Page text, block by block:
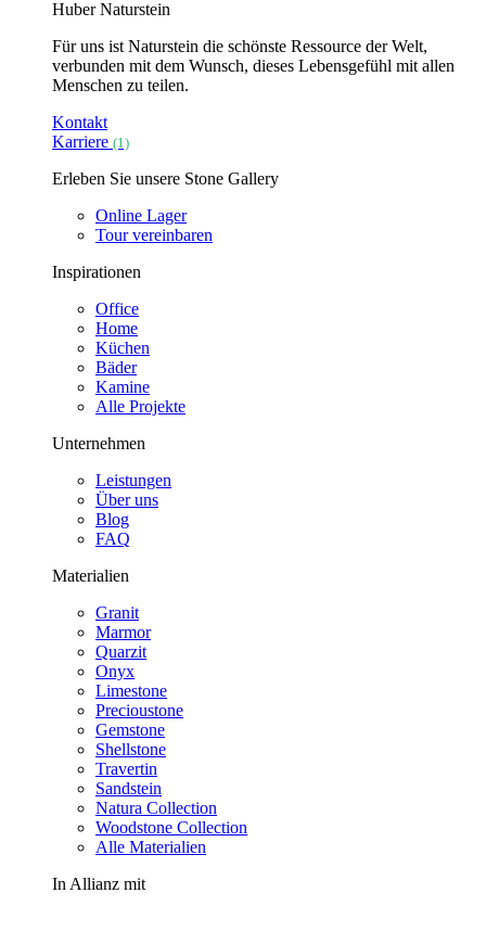
Huber Naturstein
Für uns ist Naturstein die schönste Ressource der Welt,
verbunden mit dem Wunsch, dieses Lebensgefühl mit allen
Menschen zu teilen.
Kontakt
Karriere (1)
Erleben Sie unsere Stone Gallery
Online Lager
Tour vereinbaren
Inspirationen
Office
Home
Küchen
Bäder
Kamine
Alle Projekte
Unternehmen
Leistungen
Über uns
Blog
FAQ
Materialien
Granit
Marmor
Quarzit
Onyx
Limestone
Precioustone
Gemstone
Shellstone
Travertin
Sandstein
Natura Collection
Woodstone Collection
Alle Materialien
In Allianz mit